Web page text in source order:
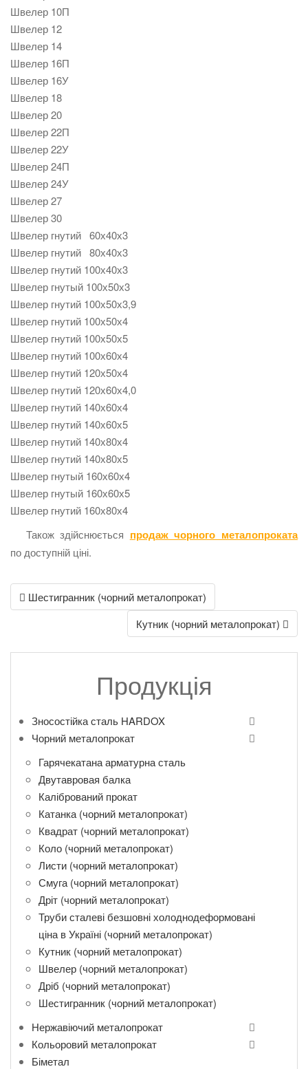
Швелер 10П
Швелер 12
Швелер 14
Швелер 16П
Швелер 16У
Швелер 18
Швелер 20
Швелер 22П
Швелер 22У
Швелер 24П
Швелер 24У
Швелер 27
Швелер 30
Швелер гнутий 60х40х3
Швелер гнутий 80х40х3
Швелер гнутий 100х40х3
Швелер гнутый 100х50х3
Швелер гнутий 100х50х3,9
Швелер гнутий 100х50х4
Швелер гнутий 100х50х5
Швелер гнутий 100х60х4
Швелер гнутий 120х50х4
Швелер гнутий 120х60х4,0
Швелер гнутий 140х60х4
Швелер гнутий 140х60х5
Швелер гнутий 140х80х4
Швелер гнутий 140х80х5
Швелер гнутый 160х60х4
Швелер гнутый 160х60х5
Швелер гнутий 160х80х4
Також здійснюється продаж чорного металопроката
по доступній ціні.
Post
navigation
Шестигранник (чорний металопрокат)
Кутник (чорний металопрокат)
Продукція
Зносостійка сталь HARDOX
Чорний металопрокат
Гарячекатана арматурна сталь
Двутавровая балка
Калібрований прокат
Катанка (чорний металопрокат)
Квадрат (чорний металопрокат)
Коло (чорний металопрокат)
Листи (чорний металопрокат)
Смуга (чорний металопрокат)
Дріт (чорний металопрокат)
Труби сталеві безшовні холоднодеформовані
ціна в Україні (чорний металопрокат)
Кутник (чорний металопрокат)
Швелер (чорний металопрокат)
Дріб (чорний металопрокат)
Шестигранник (чорний металопрокат)
Нержавіючий металопрокат
Кольоровий металопрокат
Біметал